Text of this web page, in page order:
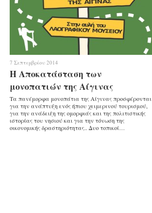
7 Σεπτεμβρίου 2014
Η Αποκατάσταση των
μονοπατιών της Αίγινας
Τα πανέμορφα μονοπάτια της Αίγινας προσφέρονται
για την ανάπτυξη ενός ήπιου χειμερινού τουρισμού,
για την ανάδειξη της ομορφιάς και της πολιτιστικής
ιστορίας του νησιού και για την τόνωση της
οικονομικής δραστηριότητας.. Δυο τοπικοί…